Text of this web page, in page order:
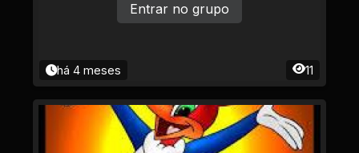
há 4 meses 11
Entrar no grupo